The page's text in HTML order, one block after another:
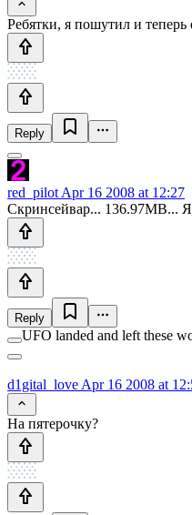
Ребятки, я пошутил и теперь
Reply
red_pilot Apr 16 2008 at 12:27
Скринсейвар... 136.97MB...
Reply
UFO landed and left these
d1gital_love Apr 16 2008 at
На пятерочку?